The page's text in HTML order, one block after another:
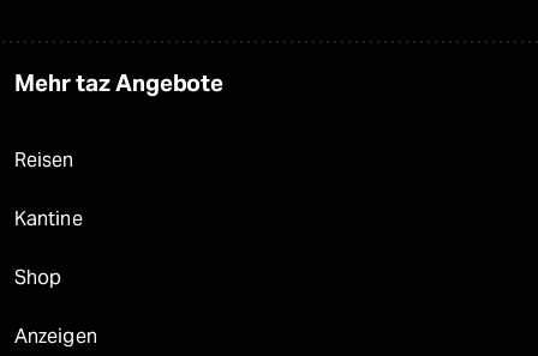
Mehr taz Angebote
Reisen
Kantine
Shop
Anzeigen